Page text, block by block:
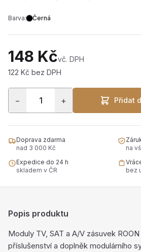
Barva: Černá
148 Kčvč. DPH
122 Kč bez DPH
− + Přidat
Doprava zdarma
nad 3 000 Kč
na
Expedice do 24 h
skladem v ČR
bez
Popis produktu
Moduly TV, SAT a A/V zásuvek
příslušenství a doplněk modulárního